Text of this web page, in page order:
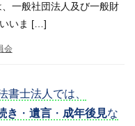
一般社団法人及び一般財
いま […]
会
書士法人では、
き ・ 遺言 ・ 成年後見な